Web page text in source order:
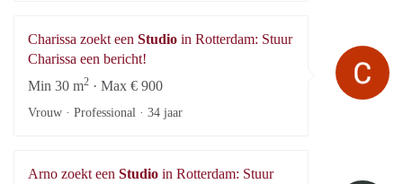
Charissa zoekt een Studio in Rotterdam: Stuur
Charissa een bericht!
Min 30 m2 · Max € 900
Vrouw · Professional · 34 jaar
Arno zoekt een Studio in Rotterdam: Stuur